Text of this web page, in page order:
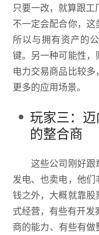
只要一改，就算跟
不一定会配合你，这
所以与拥有资产的
键。另一种可能性
电力交易商品比较
更多的应用场景。
玩家三：
的整合商
这些公司刚好跟
发电、也卖电，他
钱之外，大概就靠
式经营，有些有开
商的能力、有些有